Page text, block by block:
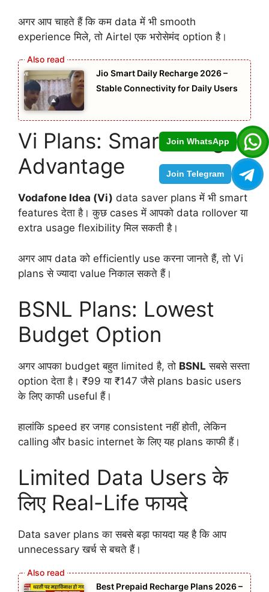
Join WhatsApp
Join Telegram
अगर आप चाहते हैं कि कम data में भी smooth
experience मिले, तो Airtel एक भरोसेमंद option है।
Jio Smart Daily Recharge 2026 –
Stable Connectivity for Daily Users
Vi Plans: Smart Usage
Advantage
Vodafone Idea (Vi) data saver plans में भी smart
features देता है। कुछ cases में आपको data rollover या
extra usage flexibility मिल सकती है।
अगर आप data को efficiently use करना जानते हैं, तो Vi
plans से ज्यादा value निकाल सकते हैं।
BSNL Plans: Lowest
Budget Option
अगर आपका budget बहुत limited है, तो BSNL सबसे सस्ता
option देता है। ₹99 या ₹147 जैसे plans basic users
के लिए काफी useful हैं।
हालांकि speed हर जगह consistent नहीं होती, लेकिन
calling और basic internet के लिए यह plans काफी हैं।
Limited Data Users के
लिए Real-Life फायदे
Data saver plans का सबसे बड़ा फायदा यह है कि आप
unnecessary खर्च से बचते हैं।
Best Prepaid Recharge Plans 2026 –